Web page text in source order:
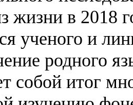
жизни в 2018
ученого и
родного
собой итог